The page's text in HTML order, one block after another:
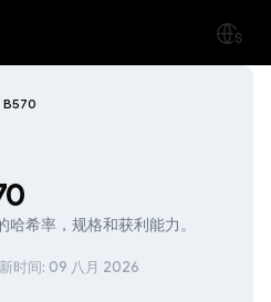
希率，规格和获利能力。
时间: 09 八月 2026